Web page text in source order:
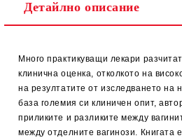
Детайлно описание
Много практикуващи лекари
клинична оценка, отколкото на
на резултатите от изследването на
база големия си клиничен опит,
приликите и разликите между
между отделните вагинози. Книгата